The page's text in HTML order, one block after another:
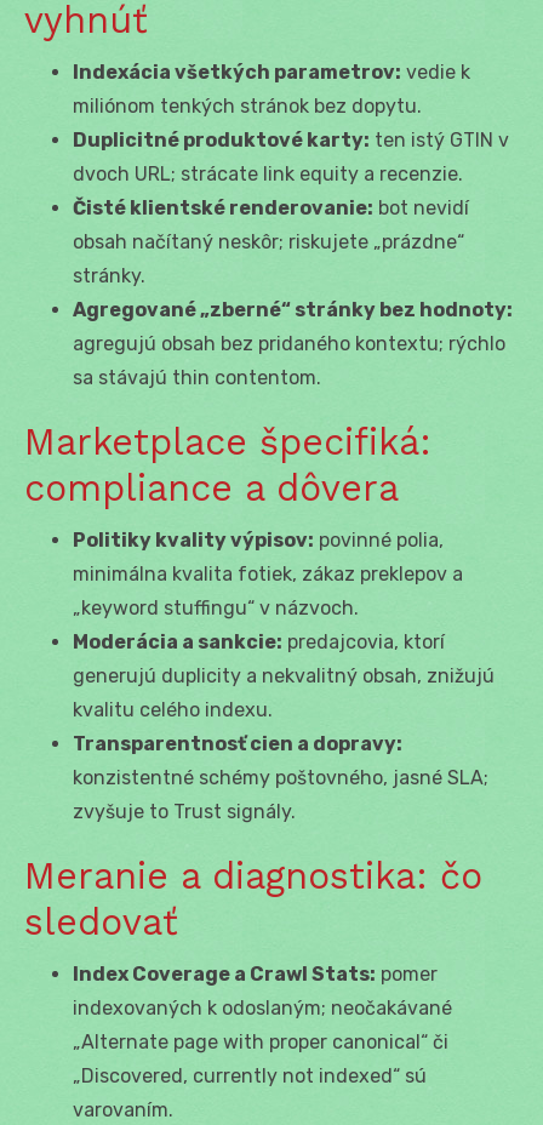
vyhnúť
Indexácia všetkých parametrov: vedie k
miliónom tenkých stránok bez dopytu.
Duplicitné produktové karty: ten istý GTIN v
dvoch URL; strácate link equity a recenzie.
Čisté klientské renderovanie: bot nevidí
obsah načítaný neskôr; riskujete „prázdne“
stránky.
Agregované „zberné“ stránky bez hodnoty:
agregujú obsah bez pridaného kontextu; rýchlo
sa stávajú thin contentom.
Marketplace špecifiká:
compliance a dôvera
Politiky kvality výpisov: povinné polia,
minimálna kvalita fotiek, zákaz preklepov a
„keyword stuffingu“ v názvoch.
Moderácia a sankcie: predajcovia, ktorí
generujú duplicity a nekvalitný obsah, znižujú
kvalitu celého indexu.
Transparentnosť cien a dopravy:
konzistentné schémy poštovného, jasné SLA;
zvyšuje to Trust signály.
Meranie a diagnostika: čo
sledovať
Index Coverage a Crawl Stats: pomer
indexovaných k odoslaným; neočakávané
„Alternate page with proper canonical“ či
„Discovered, currently not indexed“ sú
varovaním.